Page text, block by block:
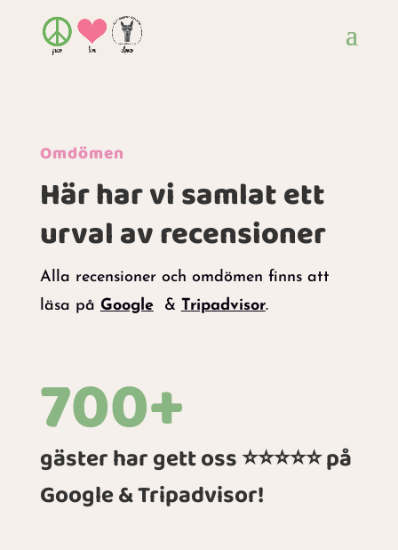
Omdömen
Här har vi samlat ett
urval av recensioner
Alla recensioner och omdömen finns att
läsa på Google& Tripadvisor.
700+
gäster har gett oss ⭐⭐⭐⭐⭐ på
Google & Tripadvisor!